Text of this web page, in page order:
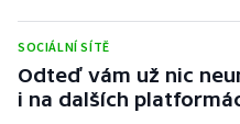
Stolní tenis
Triatlon
SOCIÁLNÍ SÍTĚ
Odteď vám už nic
i na dalších